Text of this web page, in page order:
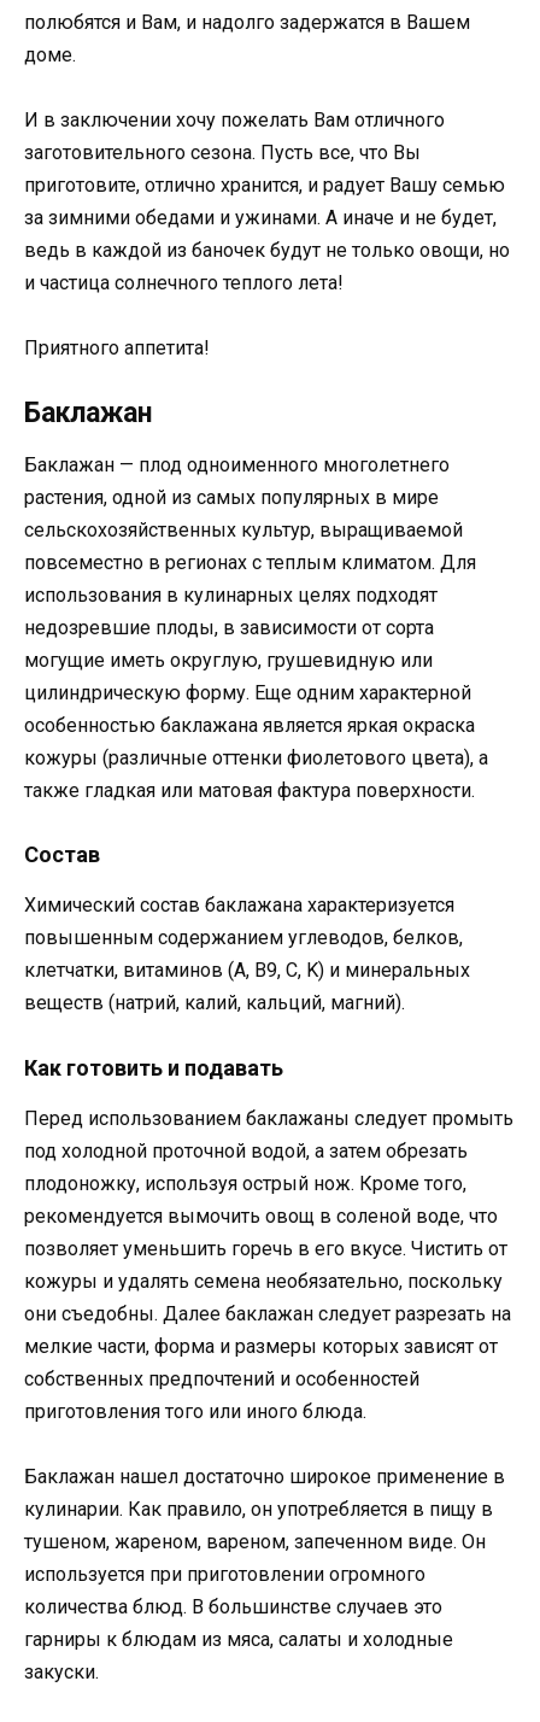
полюбятся и Вам, и надолго задержатся в Вашем
доме.
И в заключении хочу пожелать Вам отличного
заготовительного сезона. Пусть все, что Вы
приготовите, отлично хранится, и радует Вашу семью
за зимними обедами и ужинами. А иначе и не будет,
ведь в каждой из баночек будут не только овощи, но
и частица солнечного теплого лета!
Приятного аппетита!
Баклажан
Баклажан — плод одноименного многолетнего
растения, одной из самых популярных в мире
сельскохозяйственных культур, выращиваемой
повсеместно в регионах с теплым климатом. Для
использования в кулинарных целях подходят
недозревшие плоды, в зависимости от сорта
могущие иметь округлую, грушевидную или
цилиндрическую форму. Еще одним характерной
особенностью баклажана является яркая окраска
кожуры (различные оттенки фиолетового цвета), а
также гладкая или матовая фактура поверхности.
Состав
Химический состав баклажана характеризуется
повышенным содержанием углеводов, белков,
клетчатки, витаминов (A, B9, C, K) и минеральных
веществ (натрий, калий, кальций, магний).
Как готовить и подавать
Перед использованием баклажаны следует промыть
под холодной проточной водой, а затем обрезать
плодоножку, используя острый нож. Кроме того,
рекомендуется вымочить овощ в соленой воде, что
позволяет уменьшить горечь в его вкусе. Чистить от
кожуры и удалять семена необязательно, поскольку
они съедобны. Далее баклажан следует разрезать на
мелкие части, форма и размеры которых зависят от
собственных предпочтений и особенностей
приготовления того или иного блюда.
Баклажан нашел достаточно широкое применение в
кулинарии. Как правило, он употребляется в пищу в
тушеном, жареном, вареном, запеченном виде. Он
используется при приготовлении огромного
количества блюд. В большинстве случаев это
гарниры к блюдам из мяса, салаты и холодные
закуски.